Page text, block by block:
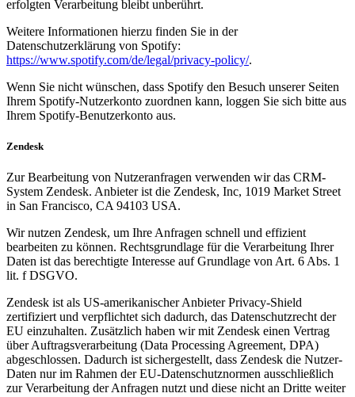
erfolgten Verarbeitung bleibt unberührt.
Weitere Informationen hierzu finden Sie in der
Datenschutzerklärung von Spotify:
https://www.spotify.com/de/legal/privacy-policy/.
Wenn Sie nicht wünschen, dass Spotify den Besuch unserer Seiten
Ihrem Spotify-Nutzerkonto zuordnen kann, loggen Sie sich bitte aus
Ihrem Spotify-Benutzerkonto aus.
Zendesk
Zur Bearbeitung von Nutzeranfragen verwenden wir das CRM-
System Zendesk. Anbieter ist die Zendesk, Inc, 1019 Market Street
in San Francisco, CA 94103 USA.
Wir nutzen Zendesk, um Ihre Anfragen schnell und effizient
bearbeiten zu können. Rechtsgrundlage für die Verarbeitung Ihrer
Daten ist das berechtigte Interesse auf Grundlage von Art. 6 Abs. 1
lit. f DSGVO.
Zendesk ist als US-amerikanischer Anbieter Privacy-Shield
zertifiziert und verpflichtet sich dadurch, das Datenschutzrecht der
EU einzuhalten. Zusätzlich haben wir mit Zendesk einen Vertrag
über Auftragsverarbeitung (Data Processing Agreement, DPA)
abgeschlossen. Dadurch ist sichergestellt, dass Zendesk die Nutzer-
Daten nur im Rahmen der EU-Datenschutznormen ausschließlich
zur Verarbeitung der Anfragen nutzt und diese nicht an Dritte weiter